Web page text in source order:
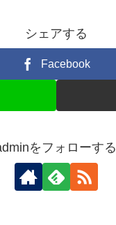
シェアする
Facebook
をフォローする